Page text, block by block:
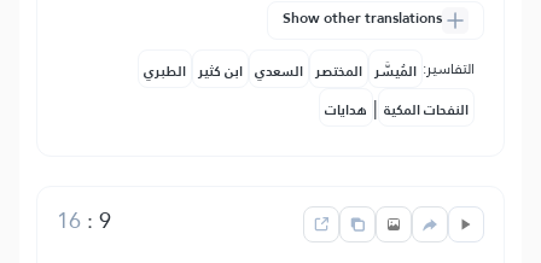
Show other translations
التفاسير: المُيسَّر المختصر السعدي ابن كثير الطبري
النفحات المكية | هدايات
9
:
16